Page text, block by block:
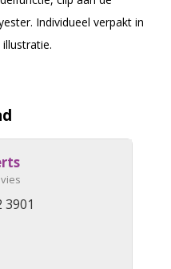
Individueel verpakt in
3901